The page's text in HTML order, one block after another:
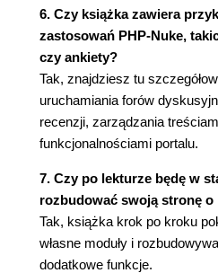
Nagradzanie
Punkty na sprzedaż
Zarządzanie innymi
Autorzy kontra
Tworzenie konta
Podsumowanie (123)
Rozdział 6. Zarządzanie
Artykuł na temat
Przebieg publikacji
Wyszukiwanie i
artykułami (127)
Porządkowanie artykułów
6. Czy książka zawiera
zastosowań PHP-Nuke,
czy ankiety?
Tak, znajdziesz tu
uruchamiania forów
recenzji, zarządzania
funkcjonalnościami portalu.
7. Czy po lekturze będę w
rozbudować swoją stronę o
Tak, książka krok po kroku
własne moduły i
dodatkowe funkcje.